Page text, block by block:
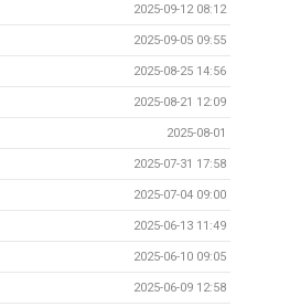
2025-09-12 08:12
2025-09-05 09:55
2025-08-25 14:56
2025-08-21 12:09
2025-08-01
2025-07-31 17:58
2025-07-04 09:00
2025-06-13 11:49
2025-06-10 09:05
2025-06-09 12:58